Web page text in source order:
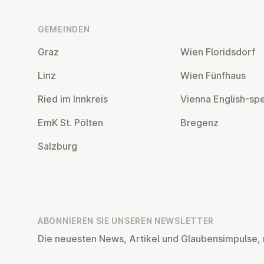
Winter, vor allem den innerlichen, zu
freuen, am Leben und am Lustig-Sein.
GEMEINDEN
Graz
Linz
Ried im Innkreis
EmK St. Pölten
Salzburg
Wien Flo­rids­dorf
Wien Fünfhaus
Vienna English-
Bregenz
ABONNIEREN SIE UNSEREN NEWSLETTER
Die neuesten News, Artikel und